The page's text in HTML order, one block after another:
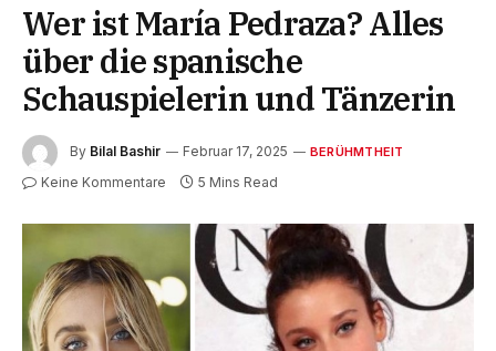
Wer ist María Pedraza? Alles
über die spanische
Schauspielerin und Tänzerin
By Bilal Bashir Februar 17, 2025 BERÜHMTHEIT
Keine Kommentare 5 Mins Read